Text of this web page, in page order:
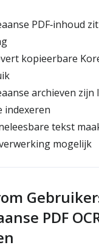
PDF‑inhoud
kopieerbare
archieven zijn
indexeren
tekst
mogelijk
PDF